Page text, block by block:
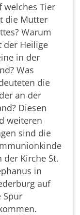
welches Tier
die Mutter
Warum
der Heilige
in der
Was
die
an der
Diesen
weiteren
sind die
der Kirche St.
in
auf
Spur